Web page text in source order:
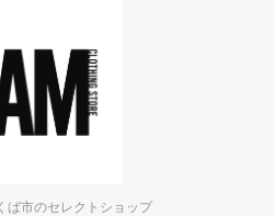
ば市のセレクトショップ